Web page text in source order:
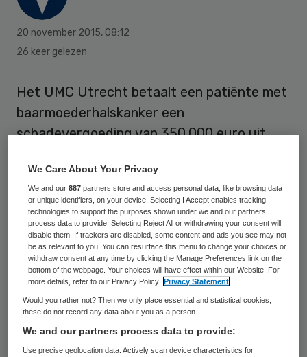
20 november 2015, 08:12
26 keer gelezen
Het UMC Utrecht betaalt een patiënte met
baarmoederhalskanker een
schadevergoeding van 350.000 euro uit.
een Nederlandse letselschadezaak.
Dit meldt NRC Handelsblad op 20 november.
Het gaat om smartengeld voor een 55-
jarige vrouw die nu ongeneeslijk ziek is. Zij
werd in 2011 op baarmoederhalskanker
getest, zonder dat zij het wist. Er werden
kwaadaardige cellen gevonden. Door een
fout heeft de behandelend arts het biopt
niet gezien,aldus UMC Utrecht, maar
We Care About Your Privacy
We and our887 partners store and access personal data, like browsing data
or unique identifiers, on your device. Selecting I Accept enables tracking
technologies to support the purposes shown under we and our partners
process data to provide. Selecting Reject All or withdrawing your consent will
disable them. If trackers are disabled, some content and ads you see may not
be as relevant to you. You can resurface this menu to change your choices or
withdraw consent at any time by clicking the Manage Preferences link on the
bottom of the webpage. Your choices will have effect within our Website. For
more details, refer to our Privacy Policy.
Privacy Statement
Would you rather not? Then we only place essential and statistical cookies,
these do not record any data about you as a person
We and our partners process data to provide:
Use precise geolocation data. Actively scan device characteristics for